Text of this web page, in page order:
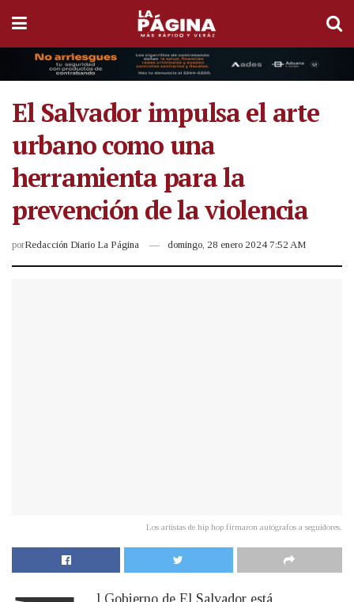
El Salvador impulsa el arte
urbano como una
herramienta para la
prevención de la violencia
porRedacción Diario La Página domingo, 28 enero 2024 7:52 AM
Los artistas de hip hop firmaron autógrafos a seguidores.